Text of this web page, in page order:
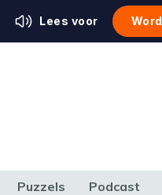
Lees voor
Puzzels Podcast